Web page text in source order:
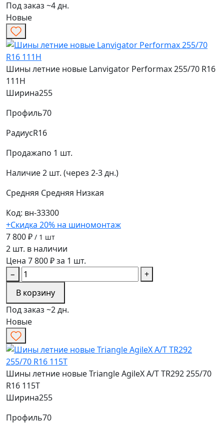
Под заказ ~4 дн.
Новые
Шины летние новые Lanvigator Performax 255/70 R16
111H
Ширина255
Профиль70
РадиусR16
Продажапо 1 шт.
Наличие2 шт. (через 2-3 дн.)
Средняя Средняя Низкая
Код: вн-33300
+Скидка 20% на шиномонтаж
7 800 ₽ / 1 шт
2 шт. в наличии
Цена 7 800 ₽ за 1 шт.
−
+
В корзину
Под заказ ~2 дн.
Новые
Шины летние новые Triangle AgileX A/T TR292 255/70
R16 115T
Ширина255
Профиль70